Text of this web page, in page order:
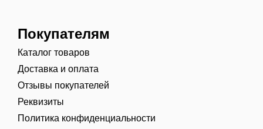
Покупателям
Каталог товаров
Доставка и оплата
Отзывы покупателей
Реквизиты
Политика конфиденциальности